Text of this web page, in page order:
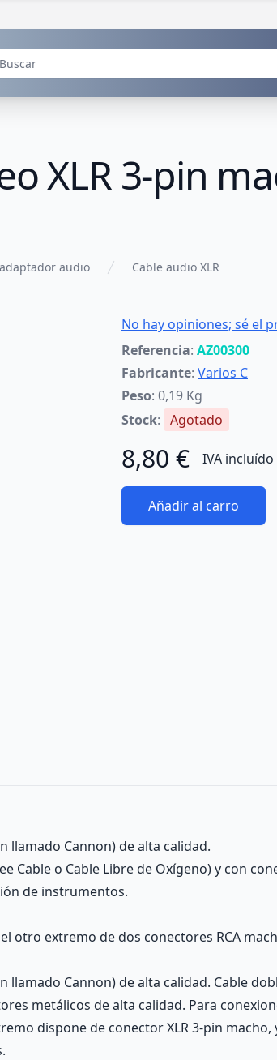
XLR 3-pin
audio Cable audio XLR
No hay opiniones; sé el
Referencia: AZ00300
Fabricante: Varios C
Peso: 0,19 Kg
Stock: Agotado
8,80 € IVA incluído
Añadir al carro
llamado Cannon) de alta calidad.
Cable o Cable Libre de Oxígeno) y con
de instrumentos.
otro extremo de dos conectores RCA
llamado Cannon) de alta calidad. Cable
metálicos de alta calidad. Para
dispone de conector XLR 3-pin